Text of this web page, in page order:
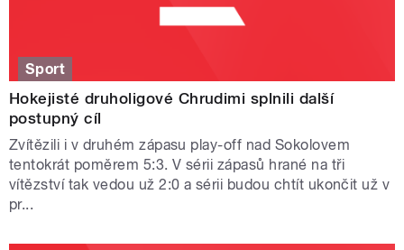
Sport
Hokejisté druholigové Chrudimi splnili další
postupný cíl
Zvítězili i v druhém zápasu play-off nad Sokolovem
tentokrát poměrem 5:3. V sérii zápasů hrané na tři
vítězství tak vedou už 2:0 a sérii budou chtít ukončit už v
pr...